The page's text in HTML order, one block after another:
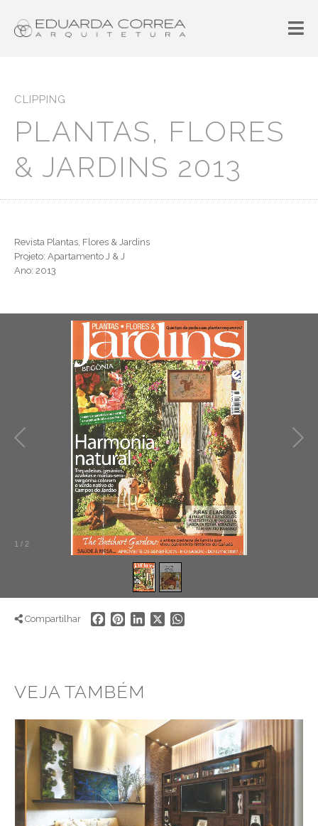
CLIPPING
PLANTAS, FLORES
& JARDINS 2013
Revista Plantas, Flores & Jardins
Projeto: Apartamento J & J
Ano: 2013
1 / 2
Compartilhar Facebook
PinterestLinkedIn
VEJA TAMBÉM